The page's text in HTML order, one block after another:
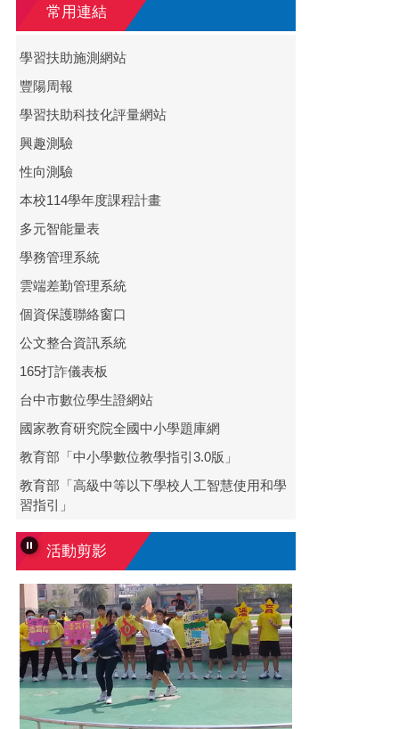
常用連結
學習扶助施測網站
豐陽周報
學習扶助科技化評量網站
興趣測驗
性向測驗
本校114學年度課程計畫
多元智能量表
學務管理系統
雲端差勤管理系統
個資保護聯絡窗口
公文整合資訊系統
165打詐儀表板
台中市數位學生證網站
國家教育研究院全國中小學題庫網
教育部「中小學數位教學指引3.0版」
教育部「高級中等以下學校人工智慧使用和學
習指引」
活動剪影